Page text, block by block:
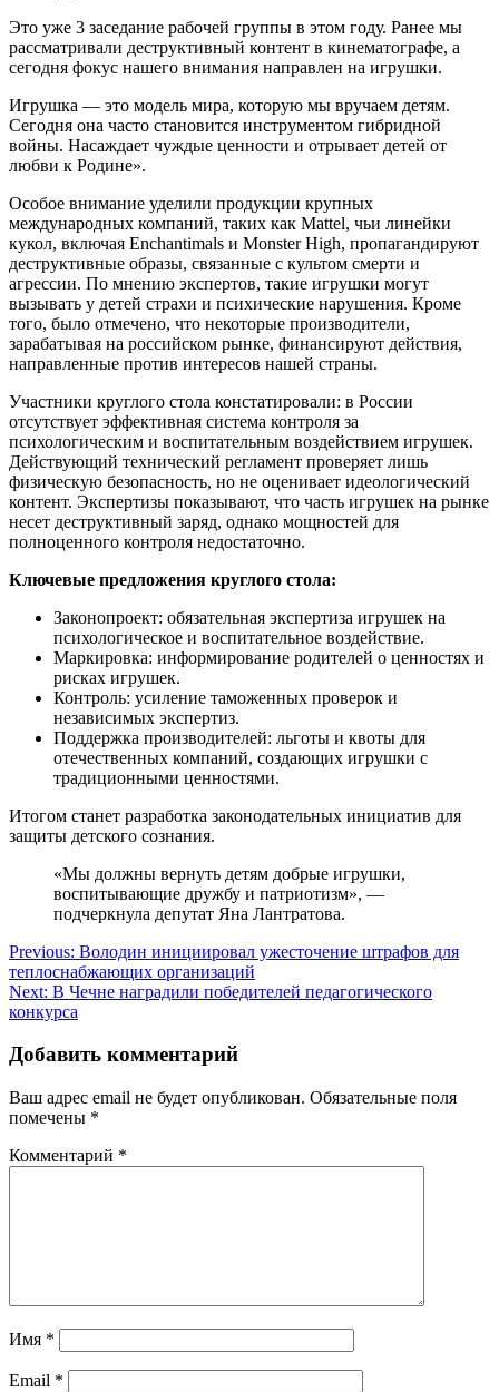
Это уже 3 заседание рабочей группы в этом году. Ранее мы
рассматривали деструктивный контент в кинематографе, а
сегодня фокус нашего внимания направлен на игрушки.
Игрушка — это модель мира, которую мы вручаем детям.
Сегодня она часто становится инструментом гибридной
войны. Насаждает чуждые ценности и отрывает детей от
любви к Родине».
Особое внимание уделили продукции крупных
международных компаний, таких как Mattel, чьи линейки
кукол, включая Enchantimals и Monster High, пропагандируют
деструктивные образы, связанные с культом смерти и
агрессии. По мнению экспертов, такие игрушки могут
вызывать у детей страхи и психические нарушения. Кроме
того, было отмечено, что некоторые производители,
зарабатывая на российском рынке, финансируют действия,
направленные против интересов нашей страны.
Участники круглого стола констатировали: в России
отсутствует эффективная система контроля за
психологическим и воспитательным воздействием игрушек.
Действующий технический регламент проверяет лишь
физическую безопасность, но не оценивает идеологический
контент. Экспертизы показывают, что часть игрушек на рынке
несет деструктивный заряд, однако мощностей для
полноценного контроля недостаточно.
Ключевые предложения круглого стола:
Законопроект: обязательная экспертиза игрушек на
психологическое и воспитательное воздействие.
Маркировка: информирование родителей о ценностях и
рисках игрушек.
Контроль: усиление таможенных проверок и
независимых экспертиз.
Поддержка производителей: льготы и квоты для
отечественных компаний, создающих игрушки с
традиционными ценностями.
Итогом станет разработка законодательных инициатив для
защиты детского сознания.
«Мы должны вернуть детям добрые игрушки,
воспитывающие дружбу и патриотизм», —
подчеркнула депутат Яна Лантратова.
Навигация
по
записям
Previous: Володин инициировал ужесточение штрафов для
теплоснабжающих организаций
Next: В Чечне наградили победителей педагогического
конкурса
Добавить комментарий
Ваш адрес email не будет опубликован. Обязательные поля
помечены *
Комментарий *
Имя *
Email *